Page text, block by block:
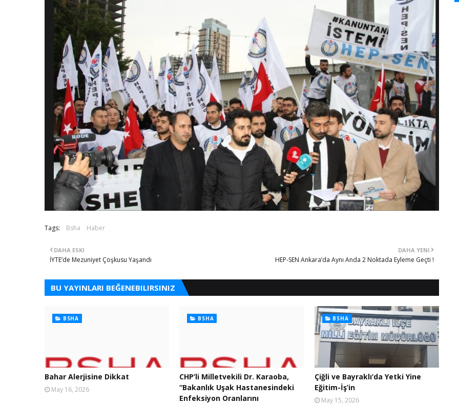
Tags: Bsha Haber
DAHA YENI
HEP-SEN Ankara’da Aynı Anda 2 Noktada Eyleme Geçti !
DAHA ESKI
İYTE’de Mezuniyet Çoşkusu Yaşandı
BU YAYINLARI BEĞENEBILIRSINIZ
BSHA
Bahar Alerjisine Dikkat
May 16, 2026
BSHA
CHP’li Milletvekili Dr. Karaoba,
“Bakanlık Uşak Hastanesindeki
Enfeksiyon Oranlarını
BSHA
Çiğli ve Bayraklı’da Yetki Yine
Eğitim-İş’in
May 15, 2026